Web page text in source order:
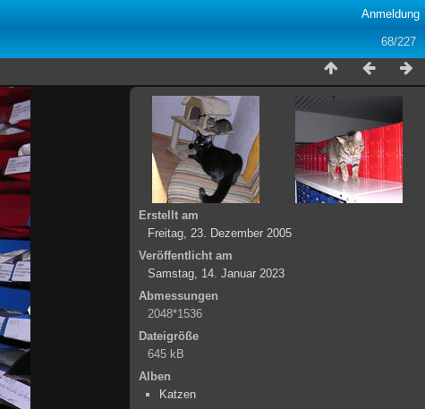
Anmeldung
68/227
Erstellt am
Freitag, 23. Dezember 2005
Veröffentlicht am
Samstag, 14. Januar 2023
Abmessungen
2048*1536
Dateigröße
645 kB
Alben
Katzen